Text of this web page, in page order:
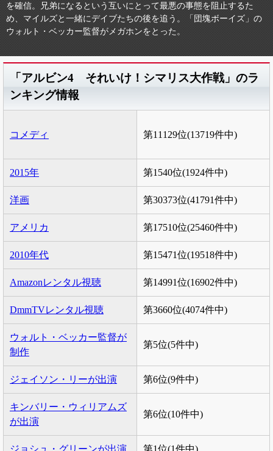
を確信。兄弟になるという互いにとって最悪の事態を阻止するた
め、マイルズと一緒にデイブたちの後を追う。「団塊ボーイズ」の
ウォルト・ベッカー監督がメガホンをとった。
「アルビン4 それいけ！シマリス大作戦」のラ
ンキング情報
コメディ 第11129位(13719件中)
2015年 第1540位(1924件中)
洋画 第30373位(41791件中)
アメリカ 第17510位(25460件中)
2010年代 第15471位(19518件中)
Amazonレンタル視聴 第14991位(16902件中)
DmmTVレンタル視聴 第3660位(4074件中)
ウォルト・ベッカー監督が
制作
第5位(5件中)
ジェイソン・リーが出演 第6位(9件中)
キンバリー・ウィリアムズ
が出演
第6位(10件中)